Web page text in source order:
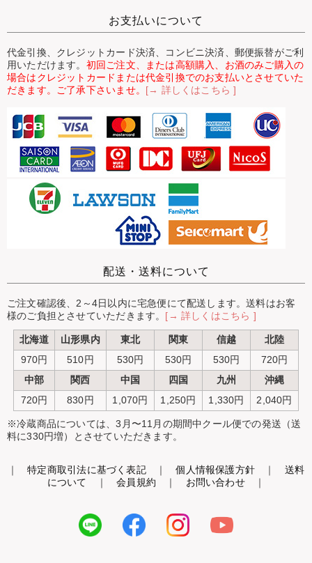
お支払いについて
代金引換、クレジットカード決済、コンビニ決済、郵便振替がご利
用いただけます。 初回ご注文、または高額購入、お酒のみご購入の
場合はクレジットカードまたは代金引換でのお支払いとさせていた
だきます。ご了承下さいませ。 [→ 詳しくはこちら ]
配送・送料について
ご注文確認後、2～4日以内に宅急便にて配送します。送料はお客
様のご負担とさせていただきます。 [→ 詳しくはこちら ]
北海道 山形県内 東北 関東 信越
北陸
970円
510円 530円 530円 530円
720円
中部
関西 中国 四国 九州
沖縄
720円
830円 1,070円 1,250円 1,330円 2,040円
※冷蔵商品については、3月〜11月の期間中クール便での発送（送
料に330円増）とさせていただきます。
｜特定商取引法に基づく表記｜個人情報保護方針 ｜ 送料
について ｜会員規約 ｜ お問い合わせ｜